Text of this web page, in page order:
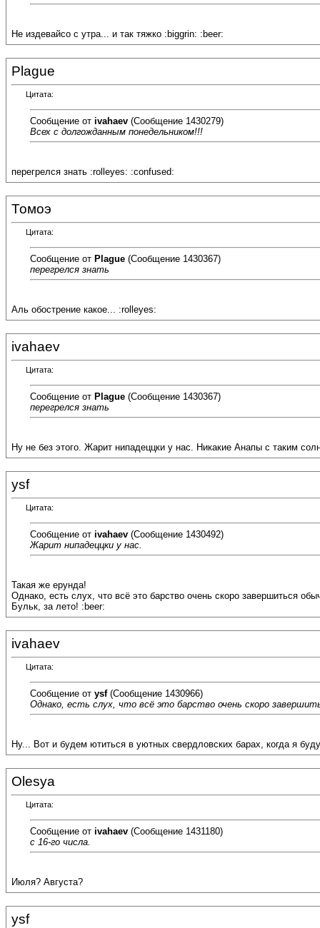
Не издевайсо с утра... и так тяжко :biggrin: :beer:
Plague
Цитата:
Сообщение от ivahaev (Сообщение 1430279)
Всех с долгожданным понедельником!!!
перегрелся знать :rolleyes: :confused:
Томоэ
Цитата:
Сообщение от Plague (Сообщение 1430367)
перегрелся знать
Аль обострение какое... :rolleyes:
ivahaev
Цитата:
Сообщение от Plague (Сообщение 1430367)
перегрелся знать
Ну не без этого. Жарит нипадеццки у нас. Никакие Анапы с таким
ysf
Цитата:
Сообщение от ivahaev (Сообщение 1430492)
Жарит нипадеццки у нас.
Такая же ерунда!
Однако, есть слух, что всё это барство очень скоро завершиться
Бульк, за лето! :beer:
ivahaev
Цитата:
Сообщение от ysf(Сообщение 1430966)
Однако, есть слух, что всё это барство очень скоро
Ну... Вот и будем ютиться в уютных свердловских барах, когда я
Olesya
Цитата:
Сообщение от ivahaev (Сообщение 1431180)
с 16-го числа.
Июля? Августа?
ysf